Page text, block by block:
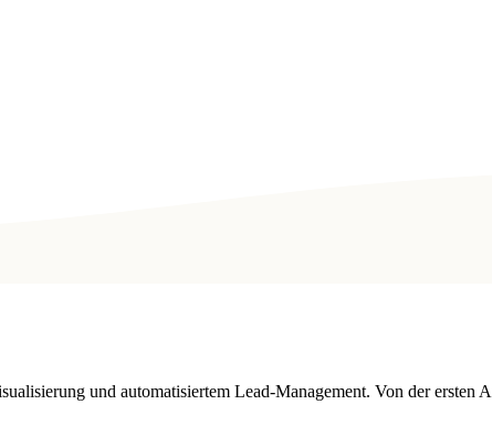
und automatisiertem Lead-Management. Von der ersten